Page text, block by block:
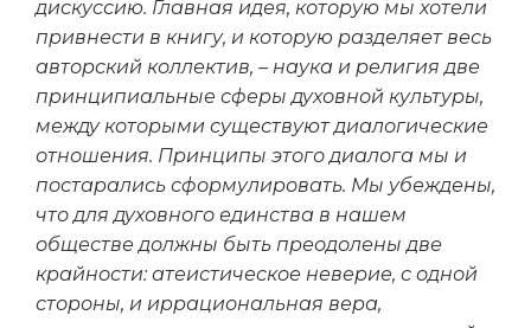
дискуссию. Главная идея, которую мы хотели
привнести в книгу, и которую разделяет весь
авторский коллектив, – наука и религия две
принципиальные сферы духовной культуры,
между которыми существуют диалогические
отношения. Принципы этого диалога мы и
постарались сформулировать. Мы убеждены,
что для духовного единства в нашем
обществе должны быть преодолены две
крайности: атеистическое неверие, с одной
стороны, и иррациональная вера,